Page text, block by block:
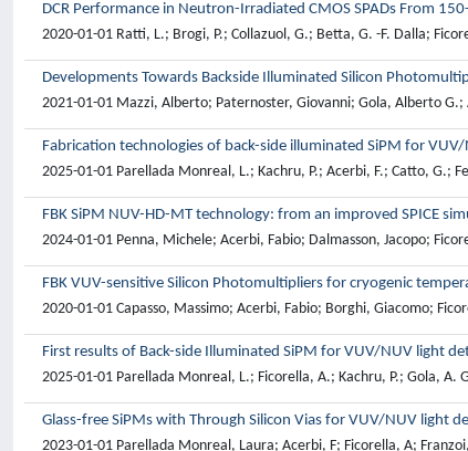
DCR Performance in Neutron-Irradiated CMOS SPADs From
2020-01-01 Ratti, L.; Brogi, P.; Collazuol, G.; Betta, G. -F. Dalla;
Developments Towards Backside Illuminated Silicon
2021-01-01 Mazzi, Alberto; Paternoster, Giovanni; Gola, Alberto
Fabrication technologies of back-side illuminated SiPM for
2025-01-01 Parellada Monreal, L.; Kachru, P.; Acerbi, F.; Catto,
FBK SiPM NUV-HD-MT technology: from an improved SPICE
2024-01-01 Penna, Michele; Acerbi, Fabio; Dalmasson, Jacopo;
FBK VUV-sensitive Silicon Photomultipliers for cryogenic
2020-01-01 Capasso, Massimo; Acerbi, Fabio; Borghi, Giacomo;
First results of Back-side Illuminated SiPM for VUV/NUV light
2025-01-01 Parellada Monreal, L.; Ficorella, A.; Kachru, P.; Gola,
Glass-free SiPMs with Through Silicon Vias for VUV/NUV light
2023-01-01 Parellada Monreal, Laura; Acerbi, F; Ficorella, A;